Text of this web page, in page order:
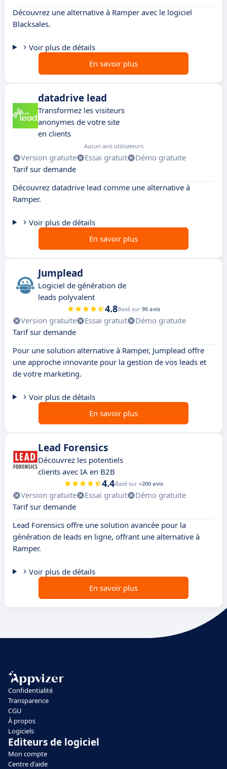
Découvrez une alternative à Ramper avec le logiciel
Blacksales.
Voir plus de détails
En savoir plus
datadrive lead
Transformez les visiteurs
anonymes de votre site
en clients
Aucun avis utilisateurs
Version gratuite Essai gratuit
Démo gratuite
Tarif sur demande
Découvrez datadrive lead comme une alternative à
Ramper.
Voir plus de détails
En savoir plus
Jumplead
Logiciel de génération de
leads polyvalent
4.8Basé sur 90 avis
Version gratuite Essai gratuit
Démo gratuite
Tarif sur demande
Pour une solution alternative à Ramper, Jumplead offre
une approche innovante pour la gestion de vos leads et
de votre marketing.
Voir plus de détails
En savoir plus
Lead Forensics
Découvrez les potentiels
clients avec IA en B2B
4.4Basé sur +200 avis
Version gratuite Essai gratuit
Démo gratuite
Tarif sur demande
Lead Forensics offre une solution avancée pour la
génération de leads en ligne, offrant une alternative à
Ramper.
Voir plus de détails
En savoir plus
Confidentialité
Transparence
CGU
À propos
Logiciels
Editeurs de logiciel
Mon compte
Centre d'aide